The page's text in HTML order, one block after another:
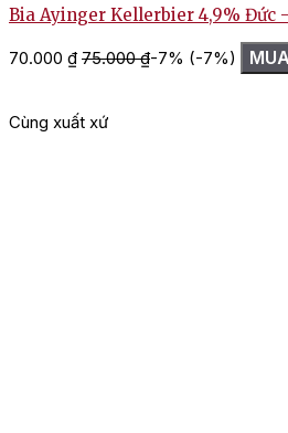
Bia Ayinger Kellerbier 4,9% Đức
70.000 ₫ 75.000₫-7% (-7%)
Cùng xuất xứ